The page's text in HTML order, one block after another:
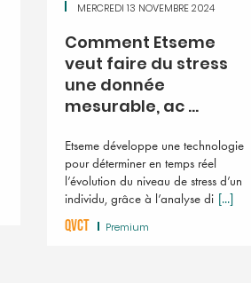
MERCREDI 13 NOVEMBRE 2024
Comment Etseme
veut faire du stress
une donnée
mesurable, ac ...
Etseme développe une technologie
pour déterminer en temps réel
l’évolution du niveau de stress d’un
individu, grâce à l’analyse di [...]
QVCT Premium